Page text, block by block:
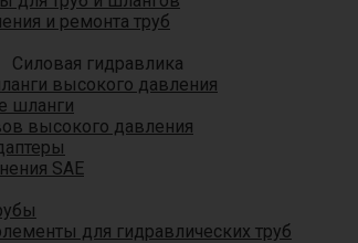
и ремонта труб
Силовая гидравлика
высокого давления
шланги
высокого давления
SAE
для гидравлических труб